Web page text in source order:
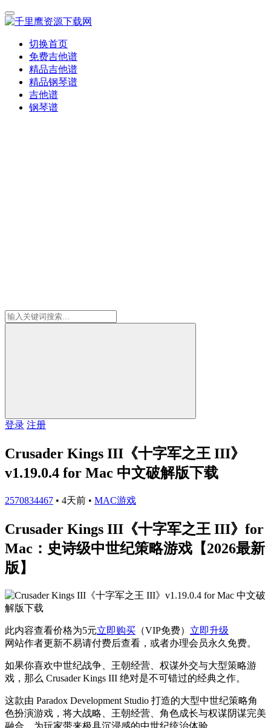
切换首页
免费吉他谱
精品吉他谱
精品钢琴谱
吉他谱
钢琴谱
登录 注册
Crusader Kings III《十字军之王 III》
v1.19.0.4 for Mac 中文破解版下载
2570834467 • 4天前 • MAC游戏
Crusader Kings III《十字军之王 III》for
Mac：史诗级中世纪策略游戏【2026最新
版】
此内容查看价格为5元立即购买 （VIP免费） 立即升级
网站作者更新不易请付费后查看，或者办理会员永久免费。
如果你喜欢中世纪战争、王朝经营、权谋外交与大型策略游
戏，那么 Crusader Kings III 绝对是不可错过的经典之作。
这款由 Paradox Development Studio 打造的大型中世纪策略角
色扮演游戏，将大战略、王朝经营、角色成长与权谋阴谋完美
融合，为玩家带来极具沉浸感的中世纪统治体验。